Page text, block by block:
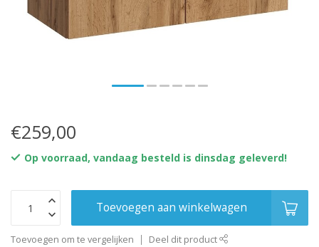
€259,00
Op voorraad, vandaag besteld is dinsdag geleverd!
Toevoegen aan winkelwagen
Toevoegen om te vergelijken Deel dit product